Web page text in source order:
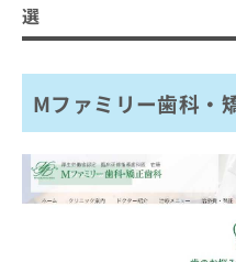
矯正歯科とは？何を
矯正歯科を受診する
矯正歯科のクリニ
ックする4つのポイ
おすすめのクリニ
矯正歯科治療の7
矯正歯科治療を検
選
Mファミリー歯科・
は
こ
ち